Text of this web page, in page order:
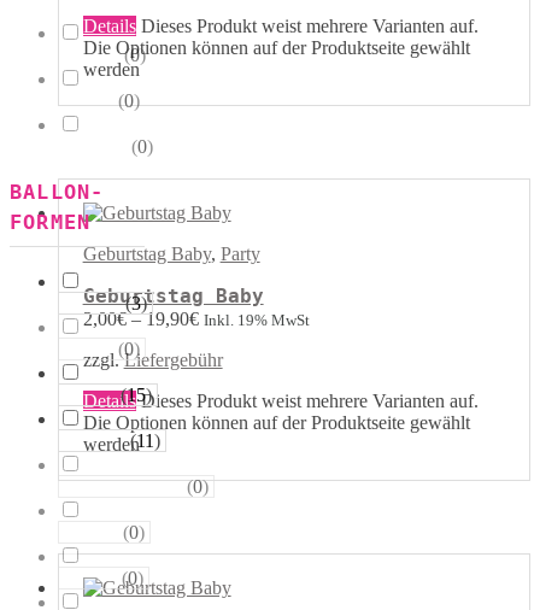
Details Dieses Produkt weist mehrere Varianten auf.
Die Optionen können auf der Produktseite gewählt
werden
Geburtstag Baby, Party
Geburtstag Baby
2,00€–19,90€ Inkl. 19% MwSt
zzgl.Liefergebühr
Details Dieses Produkt weist mehrere Varianten auf.
Die Optionen können auf der Produktseite gewählt
werden
Kristall (0)
Pastell (0)
(0)
BALLON-
FORMEN
Herzen (3)
Sterne (0)
Runde (15)
Tropfen (11)
Riesen−Kugeln (0)
(0)
Säulen (0)